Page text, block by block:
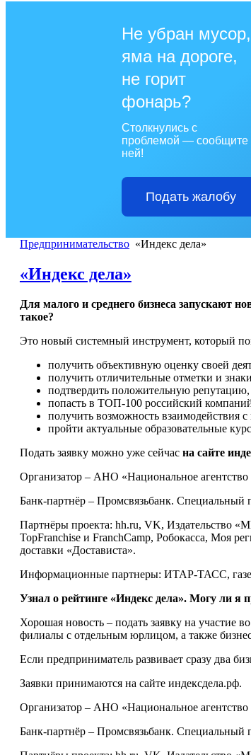
Не убран мусор,
яма на дороге,
не горит
фонарь?
Столкнулись с
проблемой — сообщите
ней!
Подать жалобу
Предпринимательство «Индекс дела»
«Индекс дела»
Для малого и среднего бизнеса запускают
такое?
Это новый системный инструмент, который
получить объективную оценку своей
получить отличительные отметки и знаки
подтвердить положительную
попасть в ТОП-100 российский
получить возможность взаимодействия
пройти актуальные образовательные
Подать заявку можно уже сейчас на сайте
Организатор – АНО «Национальное
Банк-партнёр – Промсвязьбанк. Специальный
Партнёры проекта: hh.ru, VK, Издательство
TopFranchise и FranchCamp, Робокасса, Моя
доставки «Достависта».
Информационные партнеры: ИТАР-ТАСС,
Узнал о рейтинге «Индекс дела». Могу ли я
Хорошая новость – подать заявку на участие
филиалы с отдельным юрлицом, а также
Если предприниматель развивает сразу два
Заявки принимаются на сайте индексдела.рф.
Организатор – АНО «Национальное
Банк-партнёр – Промсвязьбанк. Специальный